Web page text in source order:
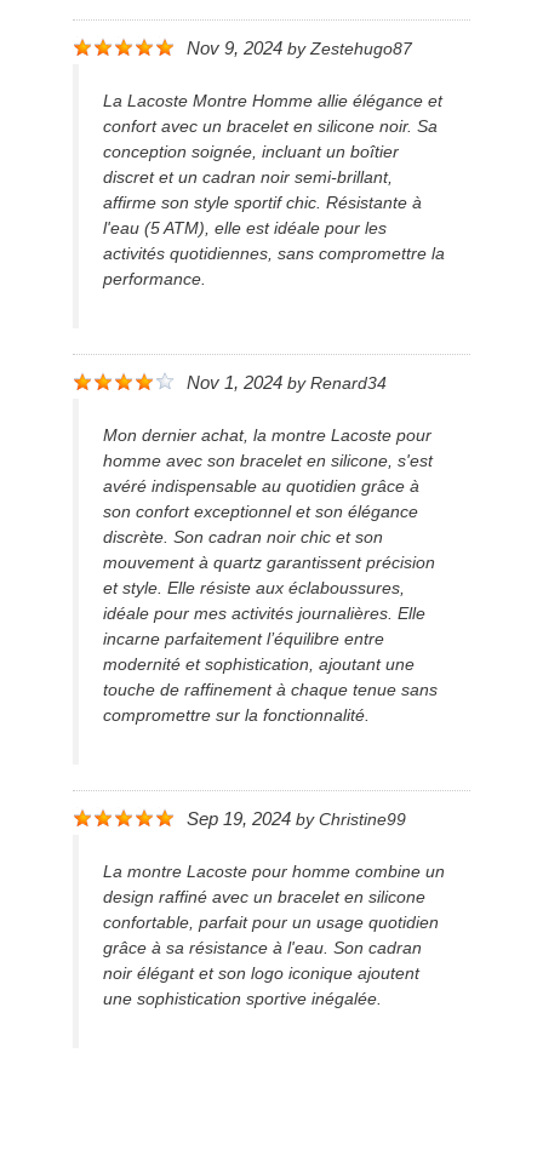
Nov 9, 2024 byZestehugo87
La Lacoste Montre Homme allie élégance et
confort avec un bracelet en silicone noir. Sa
conception soignée, incluant un boîtier
discret et un cadran noir semi-brillant,
affirme son style sportif chic. Résistante à
l'eau (5 ATM), elle est idéale pour les
activités quotidiennes, sans compromettre la
performance.
Nov 1, 2024 by Renard34
Mon dernier achat, la montre Lacoste pour
homme avec son bracelet en silicone, s'est
avéré indispensable au quotidien grâce à
son confort exceptionnel et son élégance
discrète. Son cadran noir chic et son
mouvement à quartz garantissent précision
et style. Elle résiste aux éclaboussures,
idéale pour mes activités journalières. Elle
incarne parfaitement l’équilibre entre
modernité et sophistication, ajoutant une
touche de raffinement à chaque tenue sans
compromettre sur la fonctionnalité.
Sep 19, 2024 by Christine99
La montre Lacoste pour homme combine un
design raffiné avec un bracelet en silicone
confortable, parfait pour un usage quotidien
grâce à sa résistance à l'eau. Son cadran
noir élégant et son logo iconique ajoutent
une sophistication sportive inégalée.